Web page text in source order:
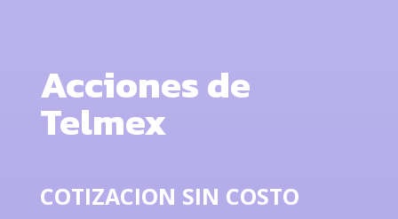
Acciones de
Telmex
COTIZACION SIN COSTO